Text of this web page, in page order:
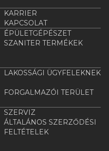
KARRIER
KAPCSOLAT
ÉPÜLETGÉPÉSZET
SZANITER TERMÉKEK
LAKOSSÁGI ÜGYFELEKNEK
FORGALMAZÓI TERÜLET
SZERVIZ
ÁLTALÁNOS SZERZŐDÉSI
FELTÉTELEK